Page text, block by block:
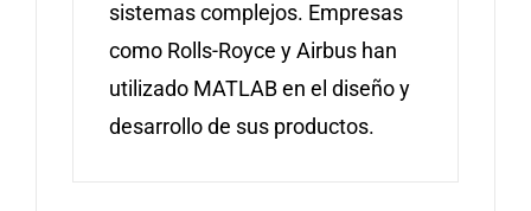
sistemas complejos. Empresas
como Rolls-Royce y Airbus han
utilizado MATLAB en el diseño y
desarrollo de sus productos.